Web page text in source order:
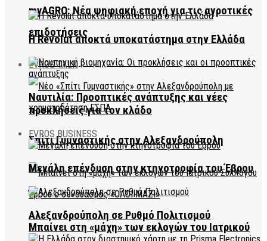
myAGRO: Νέα ψηφιακή εποχή για τις αγροτικές
επιδοτήσεις
EVROS TALK
Σπίτι Γυμναστικής στην Αλεξανδρούπολη
Μπαίνει στη «μάχη» των εκλογών του Ιατρικού
Η Revolut αποκτά υποκατάστημα στην Ελλάδα
Ναυτιλία: Προοπτικές ανάπτυξης και νέες
προκλήσεις για τον κλάδο
EVROS BUSINESS
Μεγάλη επένδυση στην κτηνοτροφία του Έβρου
Αλεξανδρούπολη σε Ρυθμό Πολιτισμού